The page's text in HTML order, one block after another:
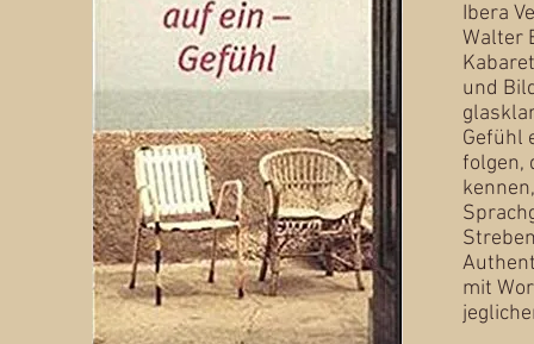
Ibera
Walter
und
Gefühl
folgen,
mit